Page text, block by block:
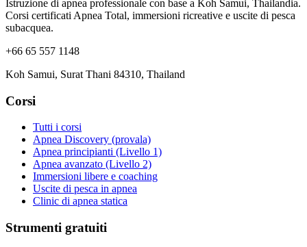
Istruzione di apnea professionale con base a Koh Samui, Thailandia.
Corsi certificati Apnea Total, immersioni ricreative e uscite di pesca
subacquea.
+66 65 557 1148
Koh Samui, Surat Thani 84310, Thailand
Corsi
Tutti i corsi
Apnea Discovery (provala)
Apnea principianti (Livello 1)
Apnea avanzato (Livello 2)
Immersioni libere e coaching
Uscite di pesca in apnea
Clinic di apnea statica
Strumenti gratuiti